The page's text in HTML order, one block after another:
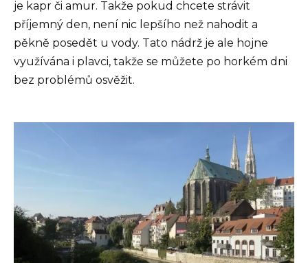
je kapr či amur. Takže pokud chcete strávit
příjemný den, není nic lepšího než nahodit a
pěkně posedět u vody. Tato nádrž je ale hojne
využívána i plavci, takže se můžete po horkém dni
bez problémů osvěžit.